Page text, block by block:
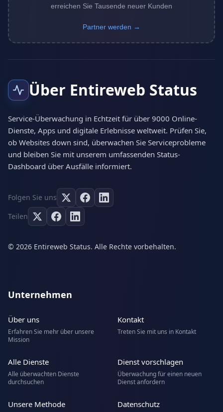
erreichen Sie Tausende neuer Kunden
Partner werden →
Über Entireweb Status
Service-Überwachung in Echtzeit für über 9000 Online-
Dienste, Apps und digitale Erlebnisse weltweit. Prüfen Sie,
ob Websites down sind, überwachen Sie Serviceprobleme
und bleiben Sie mit unserem umfassenden Status-
Dashboard über Ausfälle informiert.
Folgen Sie uns
Teilen
© 2026 Entireweb Status. Alle Rechte vorbehalten.
Unternehmen
Über uns
Erfahren Sie mehr über unsere
Mission
Kontakt
Treten Sie mit uns in Kontakt
Alle Dienste
Alle überwachten Dienste
durchsuchen
Dienst vorschlagen
Überwachung für einen neuen
Dienst anfordern
Unsere Methode Datenschutz